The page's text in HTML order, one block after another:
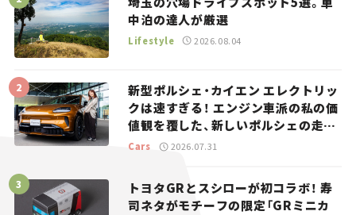
中泊の達人が厳選
Lifestyle 2026.08.04
新型ポルシェ・カイエン エレクトリッ
クは速すぎる！ エンジン車派の私の価
値観を覆した、新しいポルシェの走
り。
Cars 2026.07.31
トヨタGRとスシローが初コラボ！ 寿
司ネタがモチーフの限定「GRミニカ